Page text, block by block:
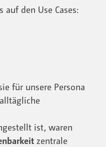
den Use Cases:
für unsere Persona
ist, waren
zentrale